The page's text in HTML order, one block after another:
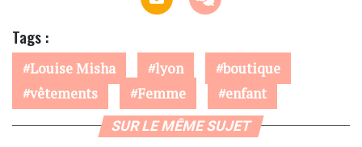
Tags :
Louise Misha lyon
boutique
vêtements
Femme enfant
SUR LE MÊME SUJET